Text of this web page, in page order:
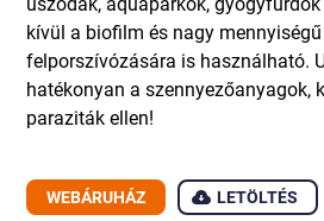
kívül a biofilm és nagy
felporszívózására is használható.
hatékonyan a szennyezőanyagok,
paraziták ellen!
WEBÁRUHÁZ LETÖLTÉS